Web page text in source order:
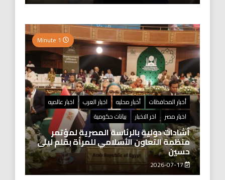
أخبار المحافظات أخبار محليه اخبار العرب
اخبار عالميه
اخبار مصر
اخر الاخبار بيانات حكومية
أشادات دولية بالرئاسة المصرية لمؤتمر
منظمة التعاون الأسلامي للمرأة بقلم ليلى
حسين
2026-07-17